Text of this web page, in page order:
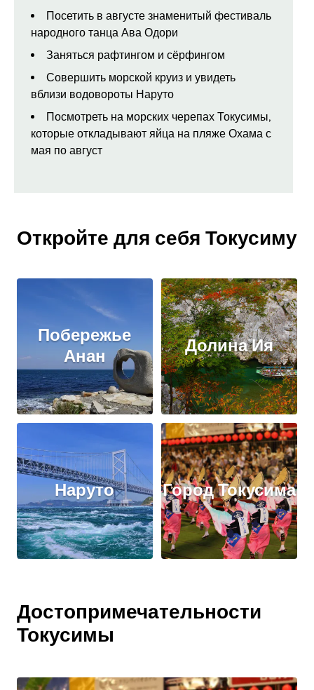
Посетить в августе знаменитый фестиваль
народного танца Ава Одори
Заняться рафтингом и сёрфингом
Совершить морской круиз и увидеть
вблизи водовороты Наруто
Посмотреть на морских черепах Токусимы,
которые откладывают яйца на пляже Охама с
мая по август
Откройте для себя Токусиму
Побережье
Анан
Долина Ия
Наруто Город Токусима
Достопримечательности
Токусимы